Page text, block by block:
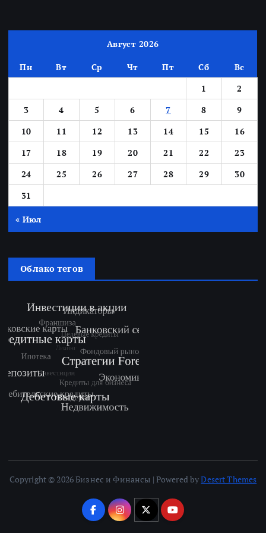
Август 2026
Пн Вт Ср Чт Пт Сб
Вс
1
2
3
4 5 6 7 8
9
10
11 12 13 14 15
16
17
18 19 20 21 22
23
24
25 26 27 28 29
30
31
« Июл
Облако тегов
Copyright © 2026 Бизнес и Финансы | Powered byDesert Themes